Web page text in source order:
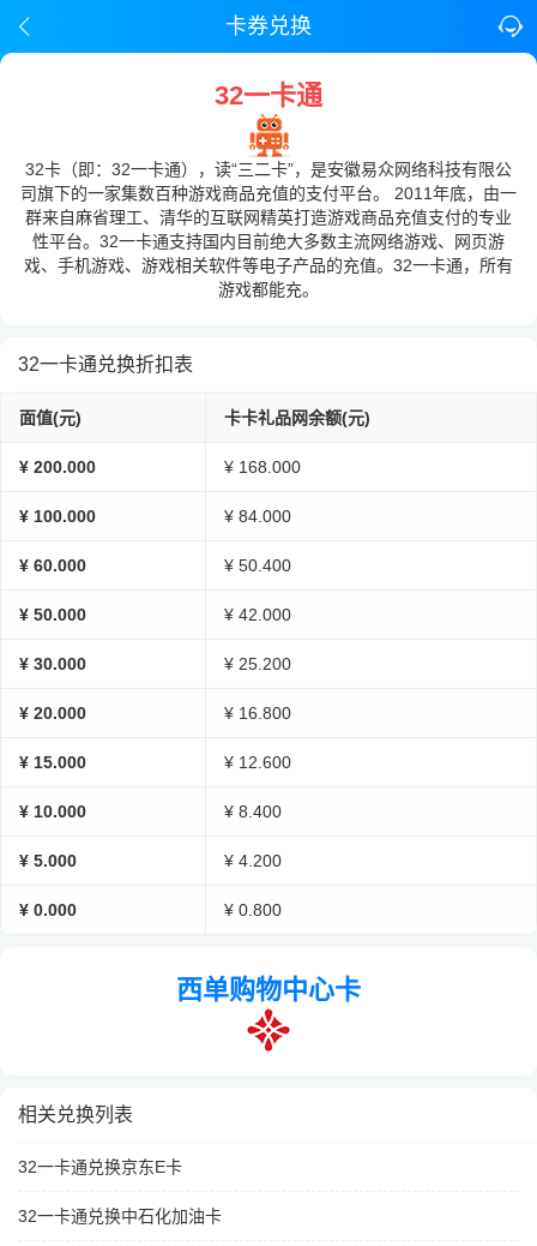
卡券兑换
32一卡通
32卡（即：32一卡通），读“三二卡”，是安徽易众网络科技有限公
司旗下的一家集数百种游戏商品充值的支付平台。 2011年底，由一
群来自麻省理工、清华的互联网精英打造游戏商品充值支付的专业
性平台。32一卡通支持国内目前绝大多数主流网络游戏、网页游
戏、手机游戏、游戏相关软件等电子产品的充值。32一卡通，所有
游戏都能充。
32一卡通兑换折扣表
面值(元) 卡卡礼品网余额(元)
¥ 200.000 ¥ 168.000
¥ 100.000 ¥ 84.000
¥ 60.000 ¥ 50.400
¥ 50.000 ¥ 42.000
¥ 30.000 ¥ 25.200
¥ 20.000 ¥ 16.800
¥ 15.000 ¥ 12.600
¥ 10.000 ¥ 8.400
¥ 5.000 ¥ 4.200
¥ 0.000 ¥ 0.800
西单购物中心卡
相关兑换列表
32一卡通兑换京东E卡
32一卡通兑换中石化加油卡